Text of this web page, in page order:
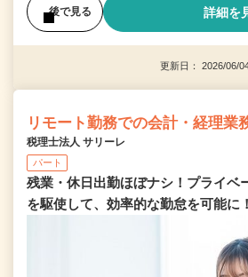
後で見る 詳細を
更新日： 2026/06/
リモート勤務での会計・経理業
税理士法人 サリーレ
パート
残業・休日出勤ほぼナシ！プライベ
を駆使して、効率的な勤怠を可能に！